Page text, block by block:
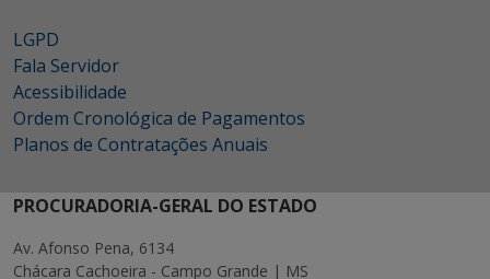
LGPD
Fala Servidor
Acessibilidade
Ordem Cronológica de Pagamentos
Planos de Contratações Anuais
PROCURADORIA-GERAL DO ESTADO
Av. Afonso Pena, 6134
Chácara Cachoeira - Campo Grande | MS